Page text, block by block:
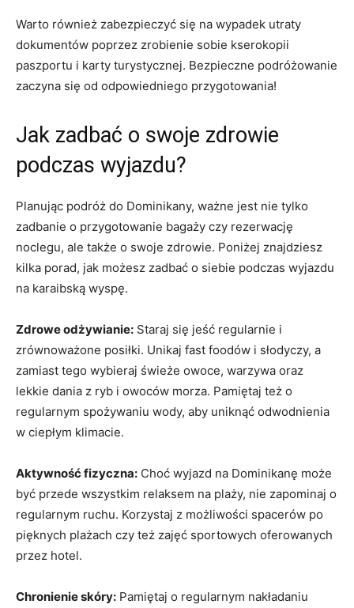
Warto również zabezpieczyć się na wypadek utraty
dokumentów poprzez zrobienie ⁣sobie kserokopii
paszportu i⁤ karty turystycznej. Bezpieczne podróżowanie
zaczyna się⁤ od odpowiedniego przygotowania!
Jak zadbać ⁤o swoje⁣ zdrowie
podczas wyjazdu?
Planując podróż do Dominikany,‍ ważne⁢ jest ‌nie tylko
zadbanie‍ o przygotowanie⁢ bagaży czy rezerwację‍
noclegu, ale ⁤także o swoje zdrowie. Poniżej znajdziesz
kilka porad, jak możesz zadbać o siebie podczas​ wyjazdu
na ⁢karaibską ​wyspę.
Zdrowe odżywianie: Staraj się jeść regularnie i
zrównoważone posiłki. Unikaj fast foodów i słodyczy,‍ a
zamiast tego wybieraj świeże owoce, warzywa oraz
lekkie dania z⁣ ryb i owoców morza. Pamiętaj też o
regularnym spożywaniu wody, aby uniknąć odwodnienia
w ciepłym ​klimacie.
Aktywność⁤ fizyczna: Choć wyjazd na Dominikanę może
być przede wszystkim relaksem na plaży, nie zapominaj o
regularnym ruchu.⁢ Korzystaj z możliwości spacerów po
pięknych plażach czy też ‌zajęć sportowych oferowanych
przez hotel.
Chronienie skóry: Pamiętaj o regularnym ‌nakładaniu